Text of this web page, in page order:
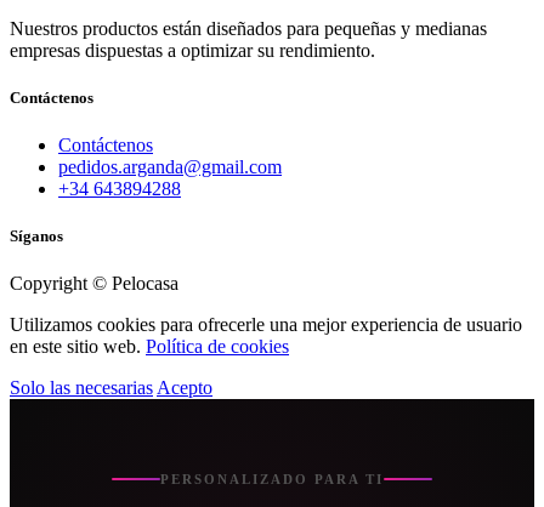
Nuestros productos están diseñados para pequeñas y medianas
empresas dispuestas a optimizar su rendimiento.
Contáctenos
Contáctenos
pedidos.arganda@gmail.com
+34 643894288
Síganos
Copyright © Pelocasa
Utilizamos cookies para ofrecerle una mejor experiencia de usuario
en este sitio web. Política de cookies
Solo las necesarias Acepto
PERSONALIZADO PARA TI